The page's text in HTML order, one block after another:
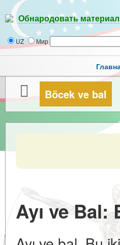
Обнародовать
UZ Мир
Böcek ve bal
Ayı ve Bal: